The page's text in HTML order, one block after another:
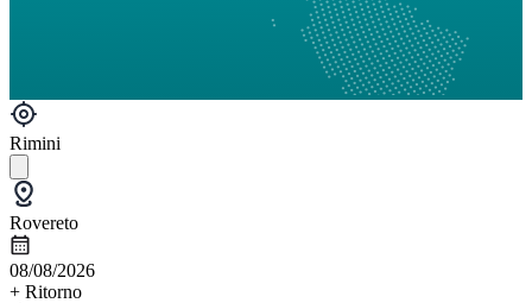
Rimini
Rovereto
08/08/2026
+ Ritorno